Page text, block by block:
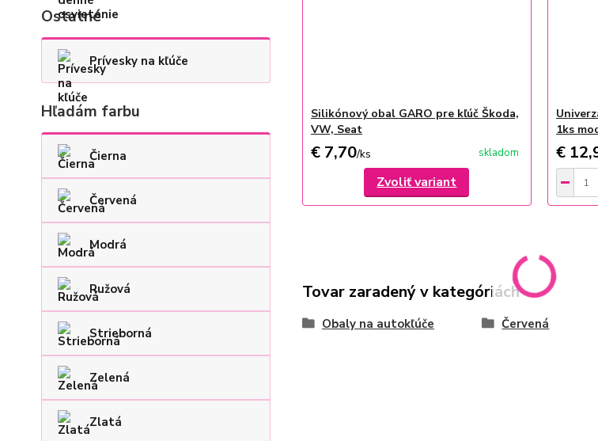
Ostatné
Prívesky na kľúče
Hľadám farbu
Čierna
Červená
Modrá
Ružová
Strieborná
Zelená
Zlatá
Silikónový obal GARO pre kľúč Škoda,
VW, Seat
€ 7,70/ks skladom
Zvoliť variant
1ks
€
Tovar zaradený v kategóriách
Obaly na autokľúče Červená